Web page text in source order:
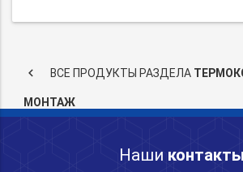
keyboard_arrow_left ВСЕ ПРОДУКТЫ РАЗДЕЛА
МОНТАЖ
Наши контакты